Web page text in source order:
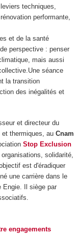
techniques,
performante,
et de la santé
perspective : penser
mais aussi
séance
la transition
des inégalités et
et directeur du
et thermiques, au Cnam
Stop Exclusion
solidarité,
est d'éradiquer
une carrière dans le
Engie. Il siège par
engagements